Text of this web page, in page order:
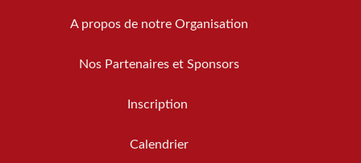
A propos de notre Organisation
Nos Partenaires et Sponsors
Inscription
Calendrier